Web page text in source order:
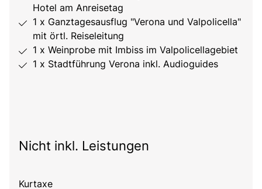
Hotel am Anreisetag
1 x Ganztagesausflug "Verona und Valpolicella"
mit örtl. Reiseleitung
1 x Weinprobe mit Imbiss im Valpolicellagebiet
1 x Stadtführung Verona inkl. Audioguides
Nicht inkl. Leistungen
Kurtaxe